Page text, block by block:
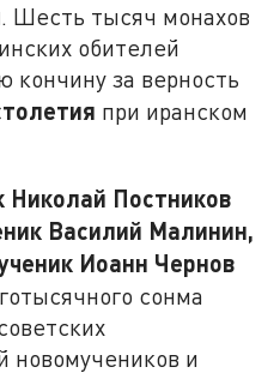
. Шесть тысяч монахов
обителей
кончину за верность
при иранском
Постников
Василий Малинин,
Иоанн Чернов
сонма
новомучеников и